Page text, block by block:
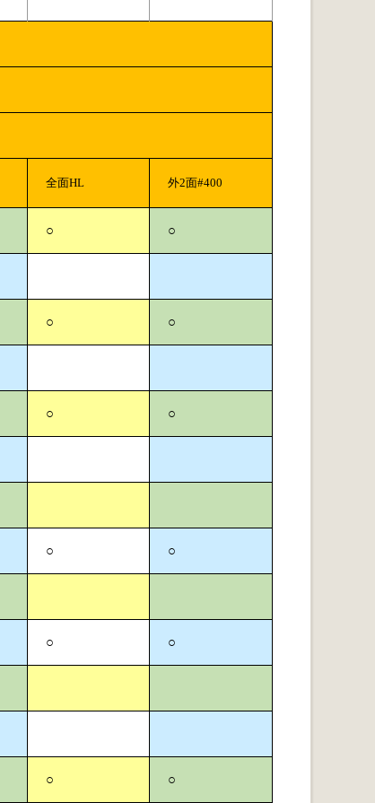
全面HL 外2面#400
○ ○
○ ○
○ ○
○ ○
○ ○
○ ○